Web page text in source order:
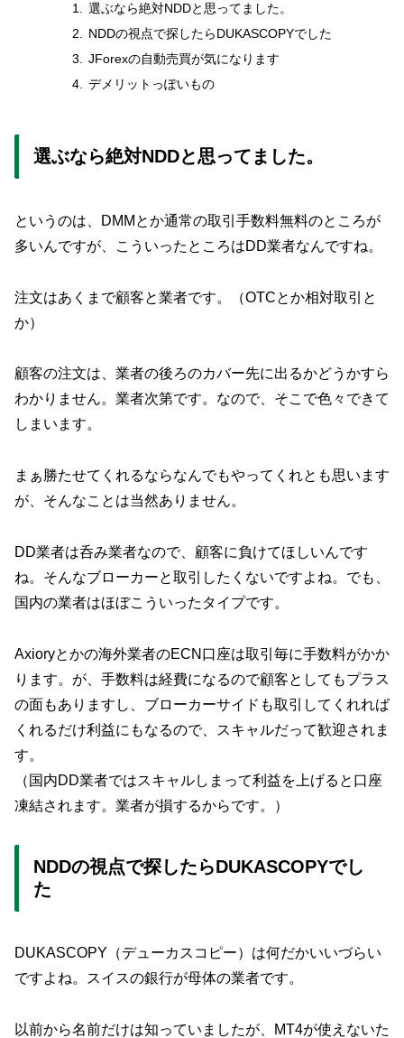
選ぶなら絶対NDDと思ってました。
NDDの視点で探したらDUKASCOPYでした
JForexの自動売買が気になります
デメリットっぽいもの
選ぶなら絶対NDDと思ってました。
というのは、DMMとか通常の取引手数料無料のところが
多いんですが、こういったところはDD業者なんですね。
注文はあくまで顧客と業者です。（OTCとか相対取引と
か）
顧客の注文は、業者の後ろのカバー先に出るかどうかすら
わかりません。業者次第です。なので、そこで色々できて
しまいます。
まぁ勝たせてくれるならなんでもやってくれとも思います
が、そんなことは当然ありません。
DD業者は呑み業者なので、顧客に負けてほしいんです
ね。そんなブローカーと取引したくないですよね。でも、
国内の業者はほぼこういったタイプです。
Axioryとかの海外業者のECN口座は取引毎に手数料がかか
ります。が、手数料は経費になるので顧客としてもプラス
の面もありますし、ブローカーサイドも取引してくれれば
くれるだけ利益にもなるので、スキャルだって歓迎されま
す。
（国内DD業者ではスキャルしまって利益を上げると口座
凍結されます。業者が損するからです。）
NDDの視点で探したらDUKASCOPYでし
た
DUKASCOPY（デューカスコピー）は何だかいいづらい
ですよね。スイスの銀行が母体の業者です。
以前から名前だけは知っていましたが、MT4が使えないた